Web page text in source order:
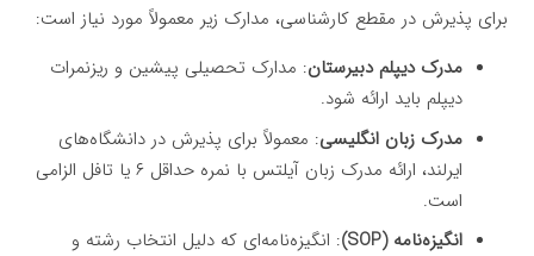
برای پذیرش در مقطع کارشناسی، مدارک زیر معمولاً مورد نیاز است:
مدرک دیپلم دبیرستان: مدارک تحصیلی پیشین و ریزنمرات
دیپلم باید ارائه شود.
مدرک زبان انگلیسی: معمولاً برای پذیرش در دانشگاه‌های
ایرلند، ارائه مدرک زبان آیلتس با نمره حداقل ۶ یا تافل الزامی
است.
انگیزه‌نامه (SOP)
: انگیزه‌نامه‌ای که دلیل انتخاب رشته و